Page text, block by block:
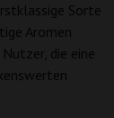
Sorte
Aromen
die eine